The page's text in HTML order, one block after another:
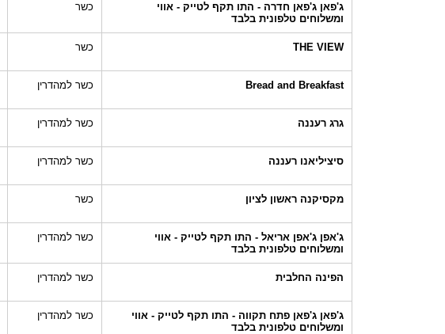
ג'פאן ג'פאן חדרה - התו תקף לטייק - אווי
ומשלוחים טלפונית בלבד
כשר
THE VIEW
כשר
Bread and Breakfast
כשר למהדרין
גרג רעננה
כשר למהדרין
סיציליאנו רעננה
כשר למהדרין
מקסיקנה ראשון לציון
כשר
ג'אפן ג'אפן אריאל - התו תקף לטייק - אווי
ומשלוחים טלפונית בלבד
כשר למהדרין
הפינה החלבית
כשר למהדרין
ג'פאן ג'פאן פתח תקווה - התו תקף לטייק - אווי
ומשלוחים טלפונית בלבד
כשר למהדרין